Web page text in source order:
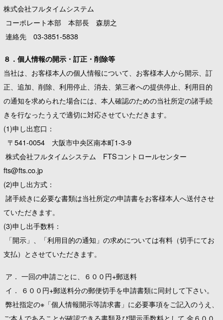
株式会社フルタイムシステム
コーポレート本部 本部長 森朋之
連絡先 03-3851-5838
８．個人情報の開示・訂正・削除等
当社は、お客様本人の個人情報について、お客様本人から開示、訂
正、追加、削除、利用停止、消去、第三者への提供停止、利用目的
の通知を求められた場合には、本人確認のための当社所定の諸手続
きを行なったうえで適切に対応させていただきます。
(1)申し出窓口：
〒541-0054 大阪市中央区南本町1-3-9
株式会社フルタイムシステム FTSコントロールセンター
fts@fts.co.jp
(2)申し出方式：
諸手続きに必要な書類は当社所定の申請書をお客様本人へ送付させ
ていただきます。
(3)申し出手数料：
「開示」、「利用目的の通知」の求めについては有料（切手にてお
支払）とさせていただきます。
ア． 一回の申請ごとに、６００円+郵送料
イ． ６００円+郵送料分の郵便切手を申請書類に同封して下さい。
弊社指定の※「個人情報開示等請求書」に必要事項をご記入のうえ、
ご本人であることが確認できる書類及び開示手数料として 金６００